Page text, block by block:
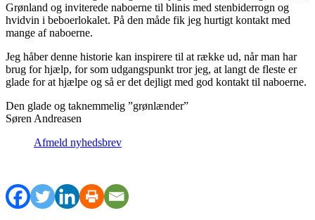
Grønland og inviterede naboerne til blinis med stenbiderrogn og
hvidvin i beboerlokalet. På den måde fik jeg hurtigt kontakt med
mange af naboerne.
Jeg håber denne historie kan inspirere til at række ud, når man har
brug for hjælp, for som udgangspunkt tror jeg, at langt de fleste er
glade for at hjælpe og så er det dejligt med god kontakt til naboerne.
Den glade og taknemmelig ”grønlænder”
Søren Andreasen
Afmeld nyhedsbrev